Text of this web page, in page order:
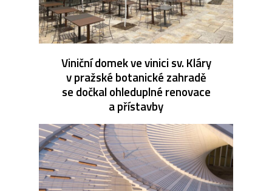
Viniční domek ve vinici sv. Kláry
v pražské botanické zahradě
se dočkal ohleduplné renovace
a přístavby